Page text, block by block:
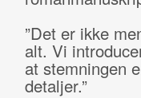
”Det er ikke
alt. Vi
at stemningen
detaljer.”